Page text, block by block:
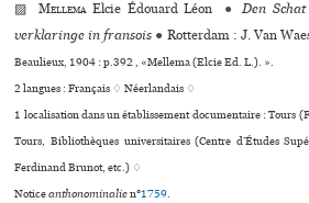
▨MellemaElcie Édouard Léon ●
Den
verklaringe in fransois ● Rotterdam : J. Van
Beaulieux, 1904 : p.392 , «Mellema (Elcie Ed. L.). ».
2 langues :Français ♢Néerlandais ♢
1 localisation dans un établissement documentaire : Tours
Tours, Bibliothèques uni­ver­si­tai­res (Centre d’Études
Ferdinand Brunot, etc.) ♢
Noticeanthonominalien°1759.